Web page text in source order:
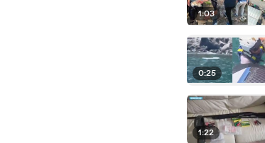
1:03
0:25
1:22